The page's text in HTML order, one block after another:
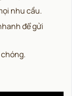
nhu cầu.
để gửi